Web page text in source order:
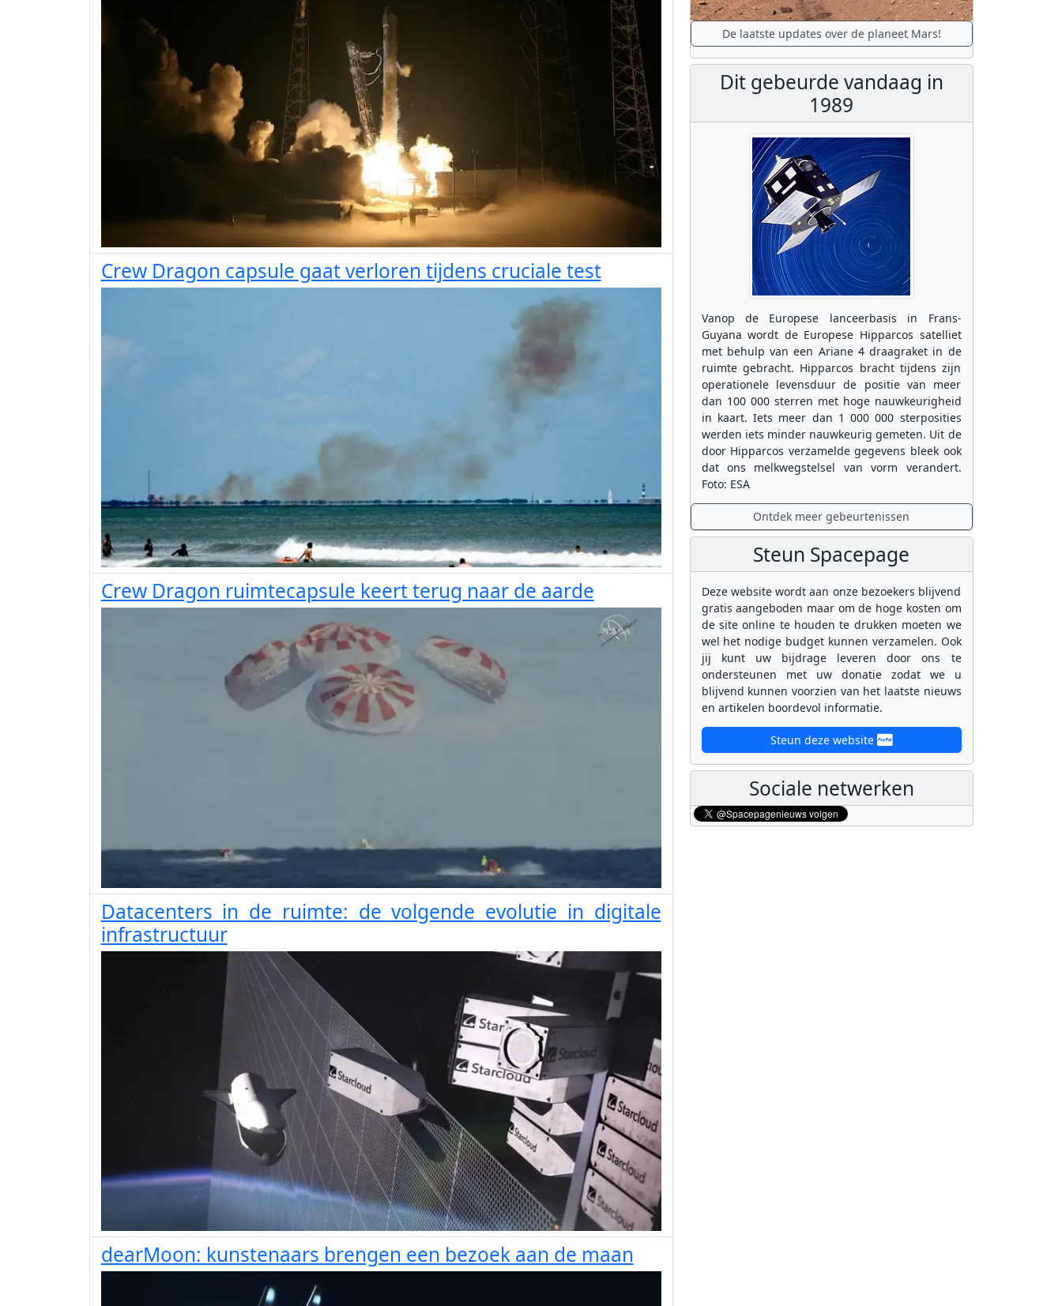
Crew Dragon capsule gaat verloren tijdens cruciale test
Crew Dragon ruimtecapsule keert terug naar de aarde
Datacenters in de ruimte: de volgende evolutie in digitale
infrastructuur
dearMoon: kunstenaars brengen een bezoek aan de maan
De laatste updates over de planeet Mars!
Dit gebeurde vandaag in
1989
Vanop de Europese lanceerbasis in Frans-
Guyana wordt de Europese Hipparcos satelliet
met behulp van een Ariane 4 draagraket in de
ruimte gebracht. Hipparcos bracht tijdens zijn
operationele levensduur de positie van meer
dan 100 000 sterren met hoge nauwkeurigheid
in kaart. Iets meer dan 1 000 000 sterposities
werden iets minder nauwkeurig gemeten. Uit de
door Hipparcos verzamelde gegevens bleek ook
dat ons melkwegstelsel van vorm verandert.
Foto: ESA
Ontdek meer gebeurtenissen
Steun Spacepage
Deze website wordt aan onze bezoekers blijvend
gratis aangeboden maar om de hoge kosten om
de site online te houden te drukken moeten we
wel het nodige budget kunnen verzamelen. Ook
jij kunt uw bijdrage leveren door ons te
ondersteunen met uw donatie zodat we u
blijvend kunnen voorzien van het laatste nieuws
en artikelen boordevol informatie.
Steun deze website
Sociale netwerken